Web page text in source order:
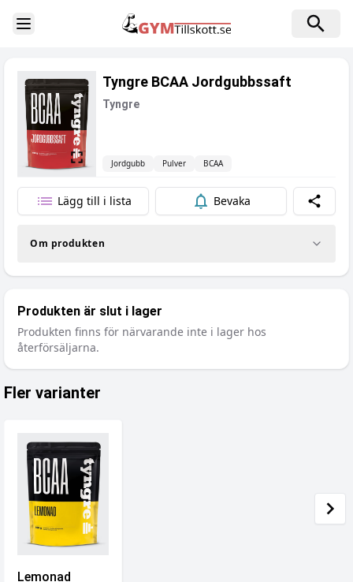
Toggle Sidebar
Tyngre BCAA Jordgubbssaft
Tyngre
Jordgubb Pulver BCAA
Lägg till i lista Bevaka Dela
Om produkten
Produkten är slut i lager
Produkten finns för närvarande inte i lager hos
återförsäljarna.
Fler varianter
Lemonad